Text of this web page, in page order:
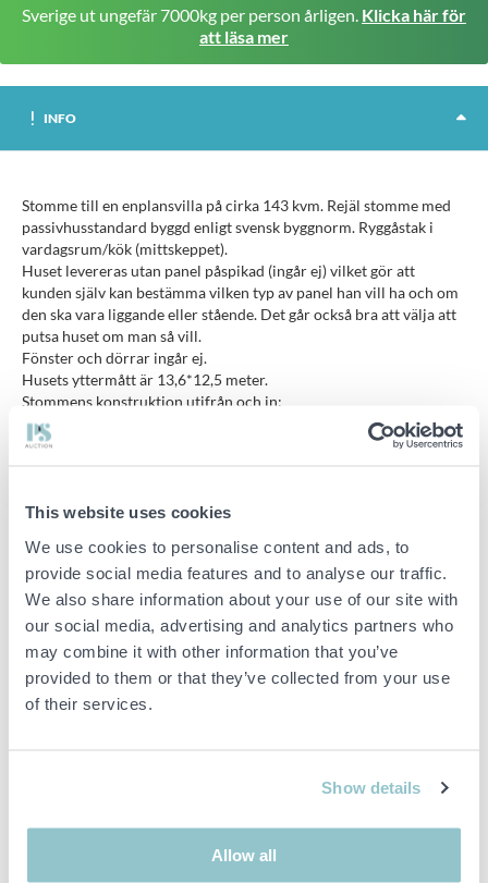
This website uses cookies
We use cookies to personalise content and ads, to
provide social media features and to analyse our traffic.
We also share information about your use of our site with
our social media, advertising and analytics partners who
may combine it with other information that you’ve
provided to them or that they’ve collected from your use
of their services.
Show details
Allow all
Sverige ut ungefär 7000kg per person årligen. Klicka här för
att läsa mer
INFO
Stomme till en enplansvilla på cirka 143 kvm. Rejäl stomme med
passivhusstandard byggd enligt svensk byggnorm. Ryggåstak i
vardagsrum/kök (mittskeppet).
Huset levereras utan panel påspikad (ingår ej) vilket gör att
kunden själv kan bestämma vilken typ av panel han vill ha och om
den ska vara liggande eller stående. Det går också bra att välja att
putsa huset om man så vill.
Fönster och dörrar ingår ej.
Husets yttermått är 13,6*12,5 meter.
Stommens konstruktion utifrån och in:
Spikläkt 12X50
Vindduk
Väggblock (12 st)
Takstolar
Bygglovshandlingar (plan och fasad)
Allt packat i paket täckta med lättviktspress.
Viktig info
Buden är bindande och serviceavgiften debiteras på alla
Objektet är EJ TESTAT av auktionsfirman om inget annat sägs
OBS! Eventuell pall och palltillbehör som syns på bilden